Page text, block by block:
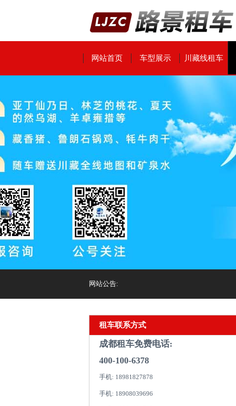
网站首页 车型展示 川藏线租车
网站公告:
租车联系方式
成都租车免费电话:
400-100-6378
手机: 18981827878
手机: 18908039696